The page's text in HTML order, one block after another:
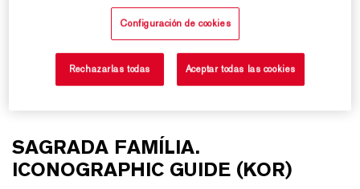
SAGRADA FAMÍLIA.
ICONOGRAPHIC GUIDE (KOR)
Configuración de cookies
Rechazarlas todas Aceptar todas las cookies